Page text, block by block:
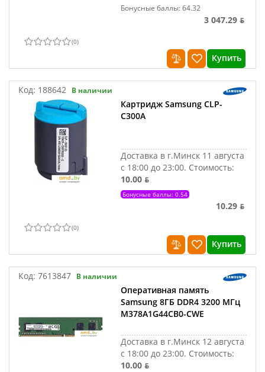
Бонусные баллы: 64.32
3 047.29 ƃ
(0)
Купить
Код: 188642 В наличии
Картридж Samsung CLP-
C300A
Доставка в г.Минск 11 августа
с 18:00 до 23:00. Стоимость:
10.00 ƃ
Бонусные баллы: 0.54
10.29 ƃ
(0)
Купить
Код: 7613847 В наличии
Оперативная память
Samsung 8ГБ DDR4 3200 МГц
M378A1G44CB0-CWE
Доставка в г.Минск 12 августа
с 18:00 до 23:00. Стоимость:
10.00 ƃ